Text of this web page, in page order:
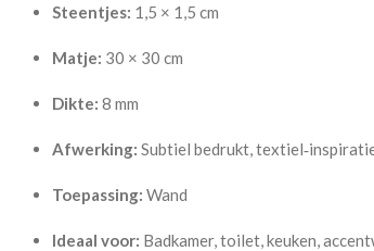
Steentjes: 1,5 × 1,5 cm
Matje: 30 × 30 cm
Dikte: 8 mm
Afwerking: Subtiel bedrukt,
Toepassing: Wand
Ideaal voor: Badkamer, toilet, keuken,